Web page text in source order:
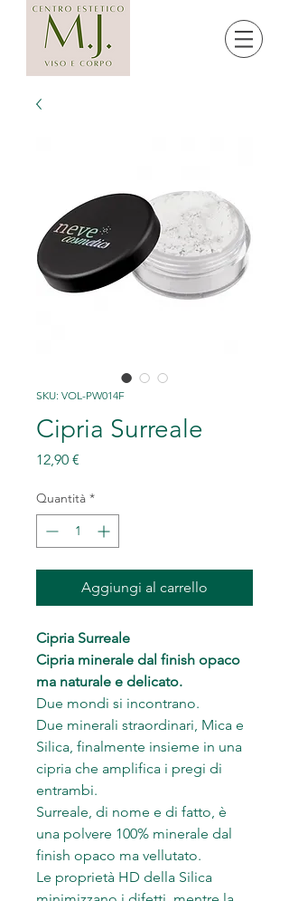
SKU: VOL-PW014F
Cipria Surreale
12,90 €
Quantità *
Aggiungi al carrello
Cipria Surreale
Cipria minerale dal finish opaco
ma naturale e delicato.
Due mondi si incontrano.
Due minerali straordinari, Mica e
Silica, finalmente insieme in una
cipria che amplifica i pregi di
entrambi.
Surreale, di nome e di fatto, è
una polvere 100% minerale dal
finish opaco ma vellutato.
Le proprietà HD della Silica